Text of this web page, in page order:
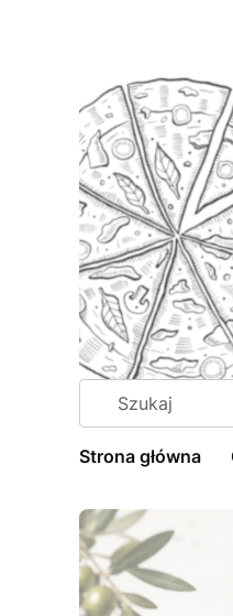
Strona główna